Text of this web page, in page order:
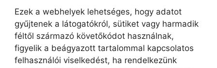
Ezek a webhelyek lehetséges, hogy adatot
gyűjtenek a látogatókról, sütiket vagy harmadik
féltől származó követőkódot használnak,
figyelik a beágyazott tartalommal kapcsolatos
felhasználói viselkedést, ha rendelkezünk